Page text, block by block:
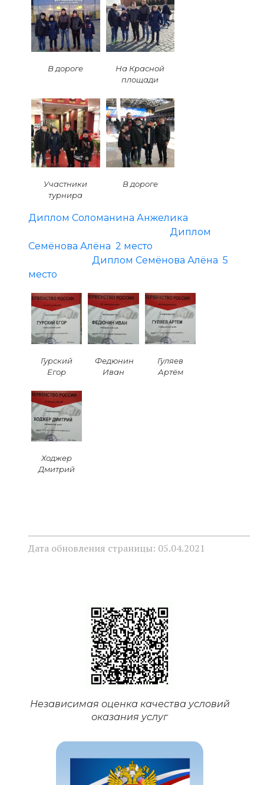
В дороге
На Красной
площади
Участники
турнира
В дороге
Диплом Соломанина Анжелика
Диплом
Семёнова Алёна 2 место
Диплом Семёнова Алёна 5
место
Гурский
Егор
Федюнин
Иван
Гуляев
Артём
Ходжер
Дмитрий
Дата обновления страницы: 05.04.2021
Независимая оценка качества условий
оказания услуг